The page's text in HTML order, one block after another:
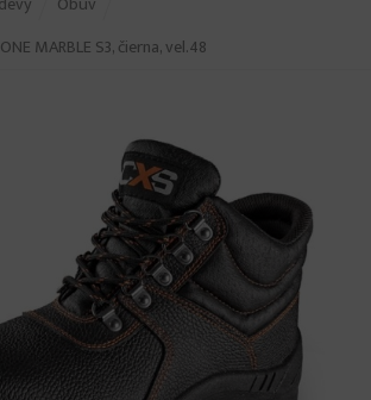
MARBLE S3, čierna, vel.48